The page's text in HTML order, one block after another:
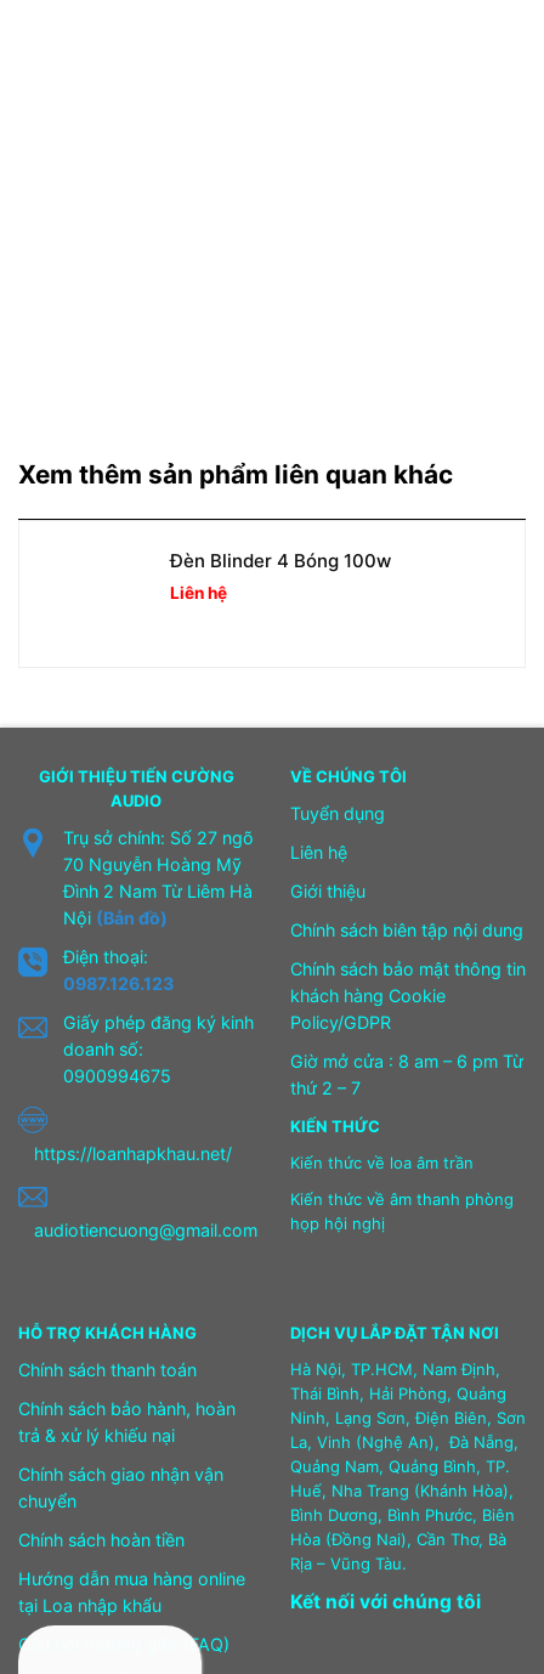
Xem thêm sản phẩm liên quan khác
Đèn Blinder 4 Bóng 100w
Liên hệ
GIỚI THIỆU TIẾN CƯỜNG
AUDIO
Trụ sở chính: Số 27 ngõ
70 Nguyễn Hoàng Mỹ
Đình 2 Nam Từ Liêm Hà
Nội (Bản đồ)
Điện thoại:
0987.126.123
Giấy phép đăng ký kinh
doanh số:
0900994675
https://loanhapkhau.net/
audiotiencuong@gmail.com
VỀ CHÚNG TÔI
Tuyển dụng
Liên hệ
Giới thiệu
Chính sách biên tập nội dung
Chính sách bảo mật thông tin
khách hàng Cookie
Policy/GDPR
Giờ mở cửa : 8 am – 6 pm Từ
thứ 2 – 7
KIẾN THỨC
Kiến thức về loa âm trần
Kiến thức về âm thanh phòng
họp hội nghị
HỖ TRỢ KHÁCH HÀNG
Chính sách thanh toán
Chính sách bảo hành, hoàn
trả & xử lý khiếu nại
Chính sách giao nhận vận
chuyển
Chính sách hoàn tiền
Hướng dẫn mua hàng online
tại Loa nhập khẩu
Câu hỏi thường gặp (FAQ)
DỊCH VỤ LẮP ĐẶT TẬN NƠI
Hà Nội, TP.HCM, Nam Định,
Thái Bình, Hải Phòng, Quảng
Ninh, Lạng Sơn, Điện Biên, Sơn
La, Vinh (Nghệ An), Đà Nẵng,
Quảng Nam, Quảng Bình, TP.
Huế, Nha Trang (Khánh Hòa),
Bình Dương, Bình Phước, Biên
Hòa (Đồng Nai), Cần Thơ, Bà
Rịa – Vũng Tàu.
Kết nối với chúng tôi